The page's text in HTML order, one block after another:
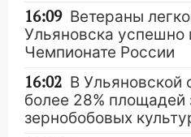
16:09 Ветераны
Ульяновска успешно
Чемпионате России
16:02 В Ульяновской
более 28% площадей
зернобобовых